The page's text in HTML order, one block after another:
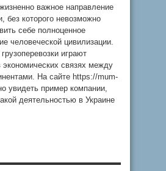
важное направление
без которого невозможно
себе полноценное
человеческой цивилизации.
играют
связях между
На сайте https://mum-
увидеть пример компании,
деятельностью в Украине